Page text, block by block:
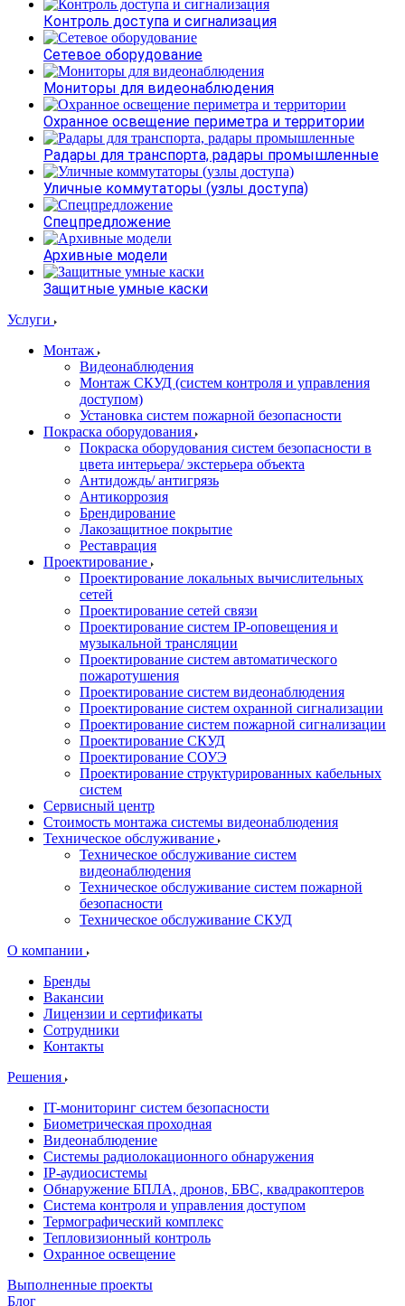
Контроль доступа и сигнализация
Сетевое оборудование
Мониторы для видеонаблюдения
Охранное освещение периметра и территории
Радары для транспорта, радары промышленные
Уличные коммутаторы (узлы доступа)
Спецпредложение
Архивные модели
Защитные умные каски
Услуги
Монтаж
Видеонаблюдения
Монтаж СКУД (систем контроля и управления
доступом)
Установка систем пожарной безопасности
Покраска оборудования
Покраска оборудования систем безопасности в
цвета интерьера/ экстерьера объекта
Антидождь/ антигрязь
Антикоррозия
Брендирование
Лакозащитное покрытие
Реставрация
Проектирование
Проектирование локальных вычислительных
сетей
Проектирование сетей связи
Проектирование систем IP-оповещения и
музыкальной трансляции
Проектирование систем автоматического
пожаротушения
Проектирование систем видеонаблюдения
Проектирование систем охранной сигнализации
Проектирование систем пожарной сигнализации
Проектирование СКУД
Проектирование СОУЭ
Проектирование структурированных кабельных
систем
Сервисный центр
Стоимость монтажа системы видеонаблюдения
Техническое обслуживание
Техническое обслуживание систем
видеонаблюдения
Техническое обслуживание систем пожарной
безопасности
Техническое обслуживание СКУД
О компании
Бренды
Вакансии
Лицензии и сертификаты
Сотрудники
Контакты
Решения
IT-мониторинг систем безопасности
Биометрическая проходная
Видеонаблюдение
Системы радиолокационного обнаружения
IP-аудиосистемы
Обнаружение БПЛА, дронов, БВС, квадракоптеров
Система контроля и управления доступом
Термографический комплекс
Тепловизионный контроль
Охранное освещение
Выполненные проекты
Блог